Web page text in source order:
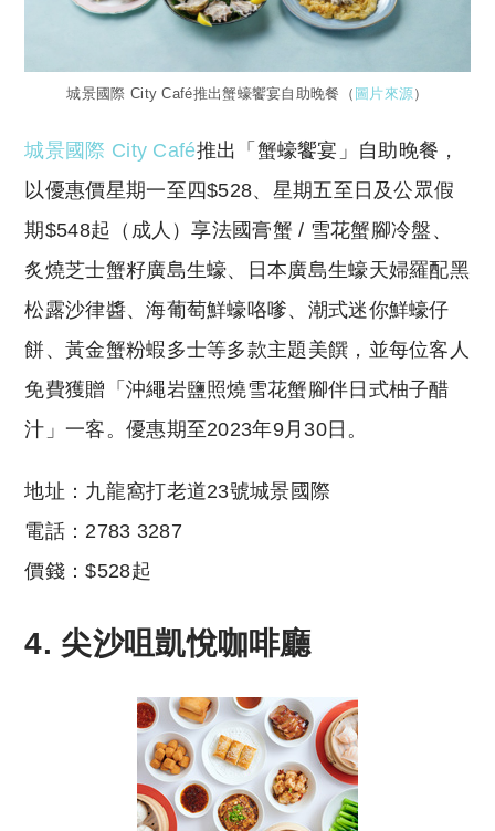
城景國際 City Café推出蟹蠔饗宴自助晚餐（ 圖片來源）
城景國際 City Café推出「蟹蠔饗宴」自助晚餐，
以優惠價星期一至四$528、星期五至日及公眾假
期$548起（成人）享法國膏蟹 / 雪花蟹腳冷盤、
炙燒芝士蟹籽廣島生蠔、日本廣島生蠔天婦羅配黑
松露沙律醬、海葡萄鮮蠔咯嗲、潮式迷你鮮蠔仔
餅、黃金蟹粉蝦多士等多款主題美饌，並每位客人
免費獲贈「沖繩岩鹽照燒雪花蟹腳伴日式柚子醋
汁」一客。優惠期至2023年9月30日。
地址：九龍窩打老道23號城景國際
電話：2783 3287
價錢：$528起
4. 尖沙咀凱悅咖啡廳